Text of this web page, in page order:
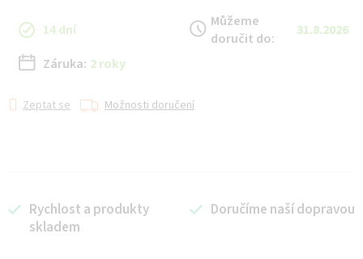
14 dní
Můžeme
doručit do:
31.8.2026
Záruka: 2 roky
Zeptat se Možnosti doručení
Rychlost a produkty
skladem
Doručíme naší dopravou